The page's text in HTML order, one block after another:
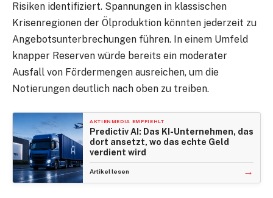
Risiken identifiziert. Spannungen in klassischen
Krisenregionen der Ölproduktion könnten jederzeit zu
Angebotsunterbrechungen führen. In einem Umfeld
knapper Reserven würde bereits ein moderater
Ausfall von Fördermengen ausreichen, um die
Notierungen deutlich nach oben zu treiben.
AKTIENMEDIA EMPFIEHLT
Predictiv AI: Das KI-Unternehmen, das
dort ansetzt, wo das echte Geld
verdient wird
Artikel lesen →